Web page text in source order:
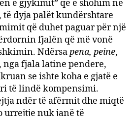
e gjykimit” që e shohim në
dyja palët kundërshtare
që duhet paguar për një
fjalën që më vonë
Ndërsapena, peine,
nga fjala latine pendere,
se ishte koha e gjatë e
të lindë kompensimi.
ndër të afërmit dhe miqtë
urrejtje nuk janë të